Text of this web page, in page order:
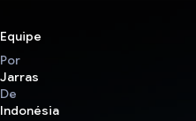
Equipe
Por
Jarras
De
Indonésia